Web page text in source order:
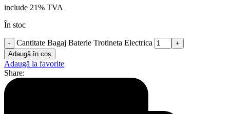
include 21% TVA
În stoc
Cantitate Bagaj Baterie Trotineta Electrica
Adaugă în coș
Adaugă la favorite
Share: